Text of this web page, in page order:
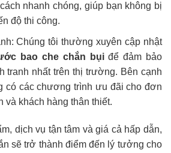
nhanh chóng, giúp bạn không bị
độ thi công.
Chúng tôi thường xuyên cập nhật
bao che chắn bụiđể đảm bảo
tranh nhất trên thị trường. Bên cạnh
có các chương trình ưu đãi cho đơn
và khách hàng thân thiết.
dịch vụ tận tâm và giá cả hấp dẫn,
sẽ trở thành điểm đến lý tưởng cho